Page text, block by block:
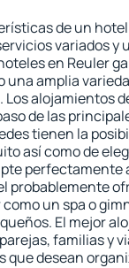
de un
variados y
en Reuler
una amplia
alojamientos
de las
tienen la
así como de
perfectamente
probablemente
un spa o
El mejor
familias y
que desean